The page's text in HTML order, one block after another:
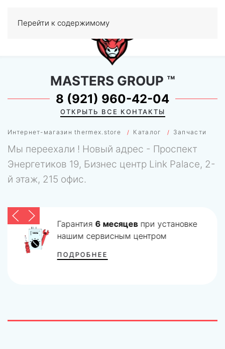
Перейти к содержимому
0
Интернет-магазин thermex.store Каталог Запчасти
MASTERS GROUP ™
8 (921) 960-42-04
ОТКРЫТЬ ВСЕ КОНТАКТЫ
Мы переехали ! Новый адрес - Проспект
Энергетиков 19, Бизнес центр Link Palace, 2-
й этаж, 215 офис.
Гарантия 6 месяцевпри установке
нашим сервисным центром
ПОДРОБНЕЕ